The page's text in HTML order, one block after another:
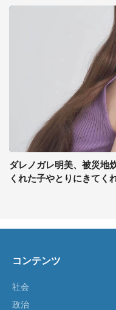
ダレノガレ明美、被災地
くれた子やとりにきてく
コンテンツ
社会
政治